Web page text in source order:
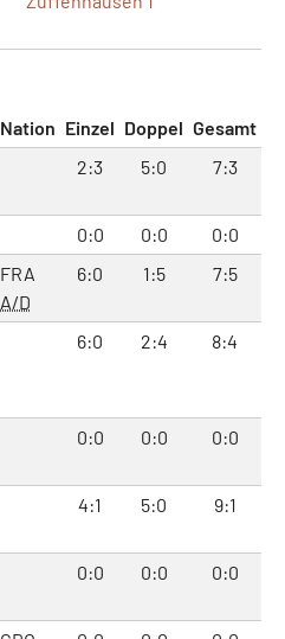
Nation Einzel Doppel Gesamt
2:3 5:0 7:3
0:0 0:0
0:0
FRA
A/D
6:0 1:5 7:5
6:0 2:4 8:4
0:0 0:0 0:0
4:1 5:0 9:1
0:0 0:0 0:0